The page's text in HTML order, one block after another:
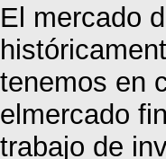
El mercado
tenemos en
elmercado
trabajo de